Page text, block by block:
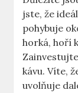
jste, že
pohybuje
horká, hoří
kávu. Víte,
uvolňuje